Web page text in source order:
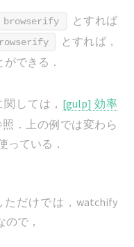
browserify
とすれば
とすれば，
できる．
関しては， [gulp] 効率
照．上の例では変わら
っている．
ただけでは，watchify
で，